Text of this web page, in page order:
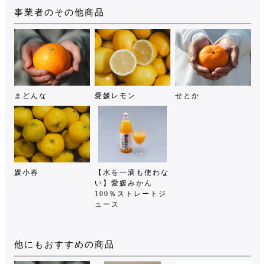
事業者のその他商品
まどんな 愛媛レモン せとか
媛小春
【水を一滴も使わな
い】愛媛みかん
100％ストレートジ
ュース
他にもおすすめの商品